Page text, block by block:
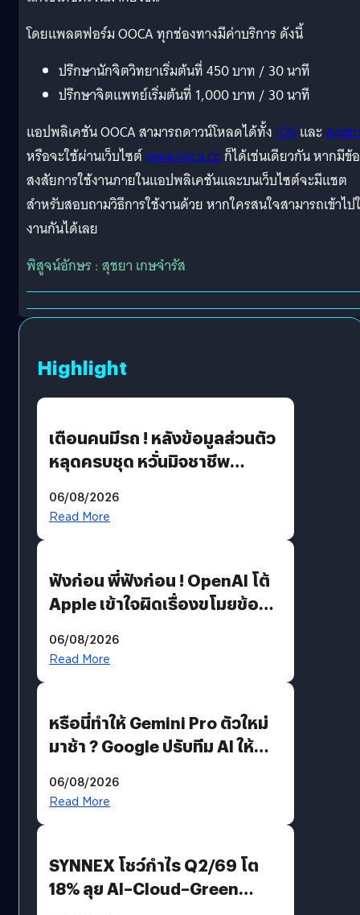
โดยแพลตฟอร์ม OOCA ทุกช่องทางมีค่าบริการ ดังนี้
ปรึกษานักจิตวิทยาเริ่มต้นที่ 450 บาท / 30 นาที
ปรึกษาจิตแพทย์เริ่มต้นที่ 1,000 บาท / 30 นาที
แอปพลิเคชัน OOCA สามารถดาวน์โหลดได้ทั้งiOSและ
หรือจะใช้ผ่านเว็บไซต์www.ooca.coก็ได้เช่นเดียวกัน หากมีข้อ
สงสัยการใช้งานภายในแอปพลิเคชันและบนเว็บไซต์จะมีแชต
สำหรับสอบถามวิธีการใช้งานด้วย หากใครสนใจสามารถเข้าไป
งานกันได้เลย
พิสูจน์อักษร : สุชยา เกษจำรัส
Highlight
เตือนคนมีรถ ! หลังข้อมูลส่วนตัว
หลุดครบชุด หวั่นมิจชาชีพ
รหัสผ่านหลุด ไม่ใช่แฮ็กเกอร์
06/08/2026
Read More
ฟังก่อน พี่ฟังก่อน ! OpenAI โต้
Apple เข้าใจผิดเรื่องขโมยข้อมูล
06/08/2026
Read More
หรือนี่ทำให้ Gemini Pro ตัวใหม่
มาช้า ? Google ปรับทีม AI ให้
AGI
06/08/2026
Read More
SYNNEX โชว์กำไร Q2/69 โต
18% ลุย AI–Cloud–Green